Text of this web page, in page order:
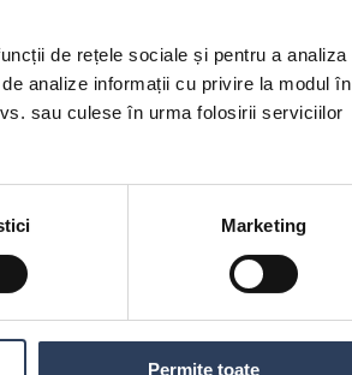
de rețele sociale și pentru a analiza
analize informații cu privire la modul în
sau culese în urma folosirii serviciilor
Marketing
Permite toate